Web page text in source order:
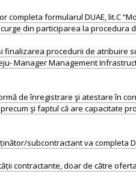
formularul DUAE, lit.C
din participarea la procedura
finalizarea procedurii de atribuire
Manager Management
de înregistrare şi atestare în
şi faptul că are capacitate
subcontractant va completa
contractante, doar de către